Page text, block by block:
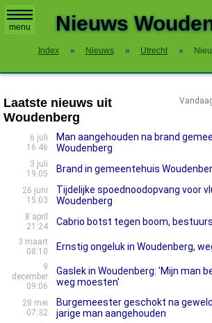
menu Nieuws
Index » Nieuws » Utrecht »
Laatste nieuws uit
Woudenberg
6 juli
16:46
Man aangehouden na brand
Woudenberg
3 juli
19:05
Brand in gemeentehuis
26 juni
15:03
Tijdelijke spoednoodopvang voor
Woudenberg
8 april
21:24
Cabrio botst tegen boom,
3 maart
08:10
Ernstig ongeluk in Woudenberg,
9
december
09:06
Gaslek in Woudenberg: 'Mijn man
weg moesten'
28 mei
07:32
Burgemeester geschokt na
jarige man aangehouden